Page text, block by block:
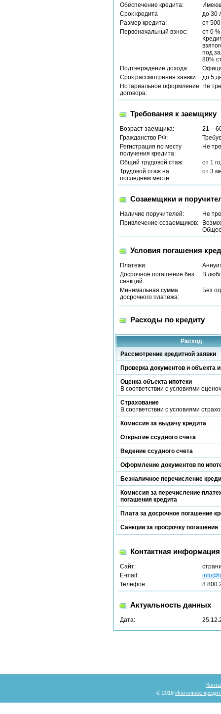
Обеспечение кредита:
Срок кредита
до 30
Размер кредита:
от
Первоначальный взнос:
от 0 %
под
80%
Подтверждение дохода:
Срок рассмотрения заявки:
до 5
Нотариальное оформление
договора:
Не
Требования к заемщику
Возраст заемщика:
21 –
Гражданство РФ:
Регистрация по месту
получения кредита:
Не
Общий трудовой стаж:
от 1
Трудовой стаж на
последнем месте:
от 3
Созаемщики и
Наличие поручителей:
Не
Привлечение созаемщиков:
Общее
Условия погашения
Платежи:
Досрочное погашение без
санкций:
В
Минимальная сумма
досрочного платежа:
Без
Расходы по кредиту
Расход
Рассмотрение кредитной заявки
Проверка документов и объекта
Оценка объекта ипотеки
В соответствии с условиями
Страхование
В соответствии с условиями
Комиссия за выдачу кредита
Открытие ссудного счета
Ведение ссудного счета
Оформление документов по
Безналичное перечисление
Комиссия за перечисление
погашения кредита
Плата за досрочное погашение
Санкции за просрочку погашения
Контактная информация
Сайт:
E-mail:
Телефон:
8 800
Актуальность данных
Дата:
© 2018 Ипотечное